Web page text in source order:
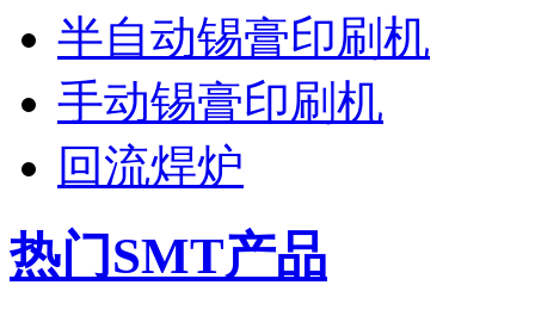
半自动锡膏印刷机
手动锡膏印刷机
回流焊炉
热门SMT产品